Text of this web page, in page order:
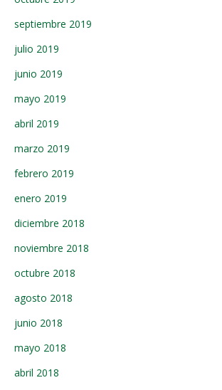
septiembre 2019
julio 2019
junio 2019
mayo 2019
abril 2019
marzo 2019
febrero 2019
enero 2019
diciembre 2018
noviembre 2018
octubre 2018
agosto 2018
junio 2018
mayo 2018
abril 2018